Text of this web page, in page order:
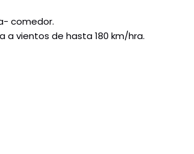
comedor.
a vientos de hasta 180 km/hra.